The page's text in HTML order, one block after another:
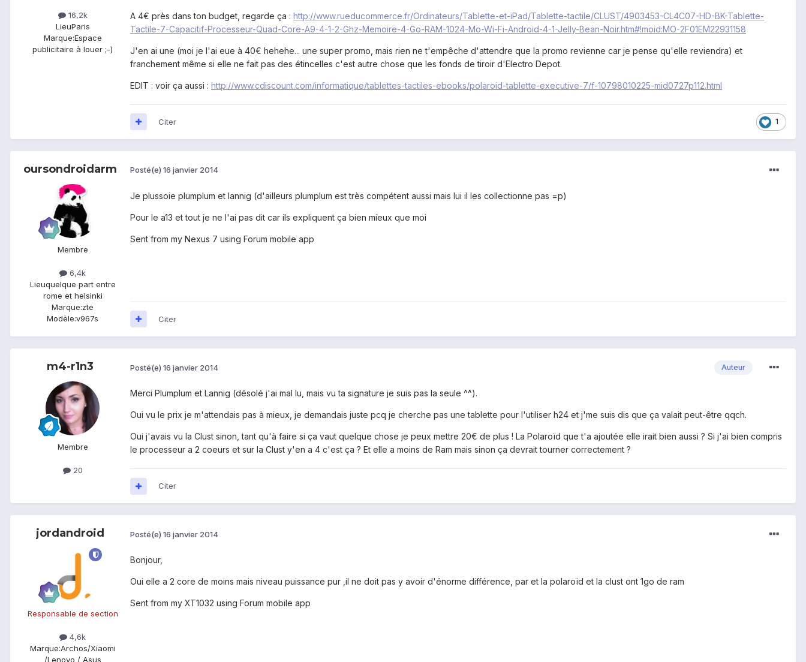
16,2k
LieuParis
Marque:Espace
publicitaire à louer ;-)
A 4€ près dans ton budget, regarde ça : http://www.rueducommerce.fr/Ordinateurs/Tablette-et-iPad/Tablette-tactile/CLUST/4903453-CL4C07-HD-BK-Tablette-
Tactile-7-Capacitif-Processeur-Quad-Core-A9-4-1-2-Ghz-Memoire-4-Go-RAM-1024-Mo-Wi-Fi-Android-4-1-Jelly-Bean-Noir.htm#!moid:MO-2F01EM22931158
J'en ai une (moi je l'ai eue à 40€ hehehe... une super promo, mais rien ne t'empêche d'attendre que la promo revienne car je pense qu'elle reviendra) et
franchement même si elle ne fait pas des étincelles c'est autre chose que les fonds de tiroir d'Electro Depot.
EDIT : voir ça aussi : http://www.cdiscount.com/informatique/tablettes-tactiles-ebooks/polaroid-tablette-executive-7/f-10798010225-mid0727p112.html
1
Citer
oursondroidarm
Membre
6,4k
Lieuquelque part entre
rome et helsinki
Marque:zte
Modèle:v967s
Posté(e) 16 janvier 2014
Je plussoie plumplum et lannig (d'ailleurs plumplum est très compétent aussi mais lui il les collectionne pas =p)
Pour le a13 et tout je ne l'ai pas dit car ils expliquent ça bien mieux que moi
Sent from my Nexus 7 using Forum mobile app
Citer
m4-r1n3
Membre
20
Auteur
Posté(e) 16 janvier 2014
Merci Plumplum et Lannig (désolé j'ai mal lu, mais vu ta signature je suis pas la seule ^^).
Oui vu le prix je m'attendais pas à mieux, je demandais juste pcq je cherche pas une tablette pour l'utiliser h24 et j'me suis dis que ça valait peut-être qqch.
Oui j'avais vu la Clust sinon, tant qu'à faire si ça vaut quelque chose je peux mettre 20€ de plus ! La Polaroïd que t'a ajoutée elle irait bien aussi ? Si j'ai bien compris
le processeur a 2 coeurs et sur la Clust y'en a 4 c'est ça ? Et elle a moins de Ram mais sinon ça devrait tourner correctement ?
Citer
jordandroid
Responsable de section
4,6k
Marque:Archos/Xiaomi
/Lenovo / Asus
Posté(e) 16 janvier 2014
Bonjour,
Oui elle a 2 core de moins mais niveau puissance pur ,il ne doit pas y avoir d'énorme différence, par et la polaroïd et la clust ont 1go de ram
Sent from my XT1032 using Forum mobile app